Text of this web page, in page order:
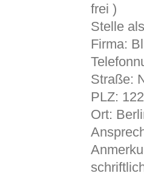
frei )
Stelle
Firma:
Straße:
PLZ:
Ort: